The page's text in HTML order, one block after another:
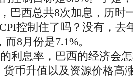
巴西总共8次加息，历时
控制住了吗？没有，去
8月份是7.1%。
息率，巴西的经济会怎
货币升值以及资源价格高